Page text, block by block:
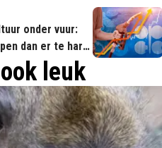
onder vuur:
dan er te hard
leuk